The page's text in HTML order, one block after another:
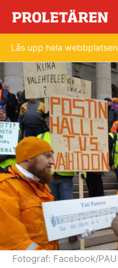
Lås upp hela webbplatsen
Fotograf: Facebook/PAU